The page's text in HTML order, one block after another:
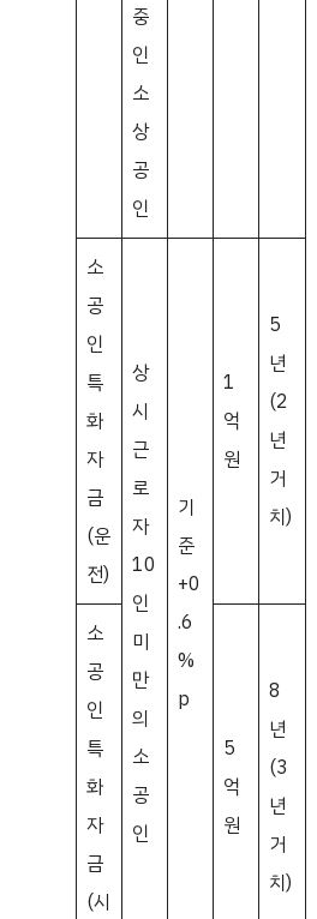
중
인
소
상
공
인
소
공
인
특
화
자
금
(운
전)
상
시
근
로
자
10
인
미
만
의
소
공
인
기
준
+0
.6
%
p
1
억
원
5
년
(2
년
거
치)
소
공
인
특
화
자
금
(시
5
억
원
8
년
(3
년
거
치)